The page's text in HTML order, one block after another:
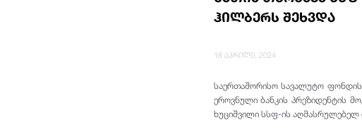
ჰილბერს შეხვდა
18 აპრილი, 2024
საერთაშორისო სავალუტო
ეროვნული ბანკის პრეზიდენტის
ხუციშვილი სსფ-ის